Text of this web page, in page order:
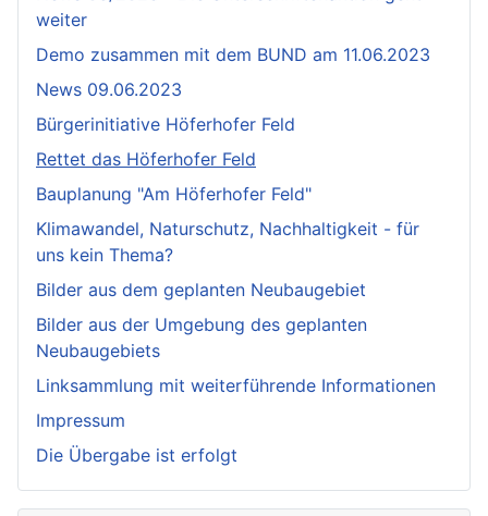
weiter
Demo zusammen mit dem BUND am 11.06.2023
News 09.06.2023
Bürgerinitiative Höferhofer Feld
Rettet das Höferhofer Feld
Bauplanung "Am Höferhofer Feld"
Klimawandel, Naturschutz, Nachhaltigkeit - für
uns kein Thema?
Bilder aus dem geplanten Neubaugebiet
Bilder aus der Umgebung des geplanten
Neubaugebiets
Linksammlung mit weiterführende Informationen
Impressum
Die Übergabe ist erfolgt